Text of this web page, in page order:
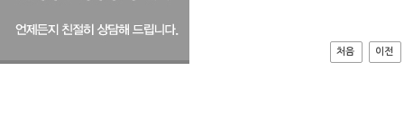
처음 이전